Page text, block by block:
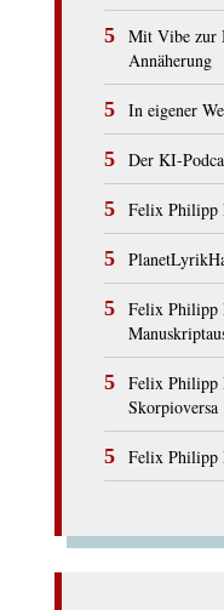
Mit Vibe zur
Annäherung
In eigener
Der KI-
Felix Philipp
Felix Philipp
Felix Philipp
Skorpioversa
Felix Philipp